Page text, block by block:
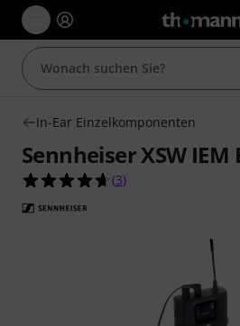
In-Ear Einzelkomponenten
Sennheiser XSW IEM
4.7 von 5 Sternen
(3)